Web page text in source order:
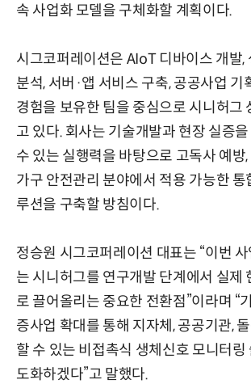
속 사업화 모델을 구체화할 계획이다.
시그코퍼레이션은 AIoT 디바이스 개발,
분석, 서버·앱 서비스 구축, 공공사업 기
경험을 보유한 팀을 중심으로 시니허그
고 있다. 회사는 기술개발과 현장 실증
수 있는 실행력을 바탕으로 고독사 예방
가구 안전관리 분야에서 적용 가능한 통
루션을 구축할 방침이다.
정승원 시그코퍼레이션 대표는 “이번
는 시니허그를 연구개발 단계에서 실제
로 끌어올리는 중요한 전환점”이라며 “
증사업 확대를 통해 지자체, 공공기관,
할 수 있는 비접촉식 생체신호 모니터링
도화하겠다”고 말했다.